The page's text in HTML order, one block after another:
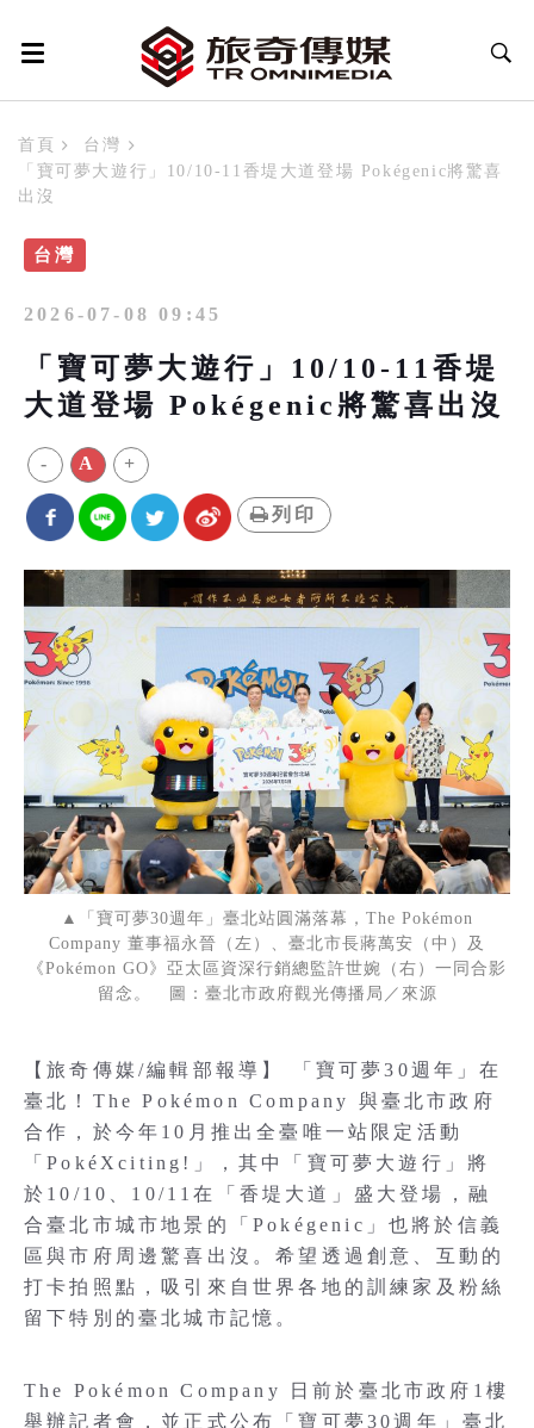
首頁
台灣
「寶可夢大遊行」10/10-11香堤大道登場 Pokégenic將驚喜
出沒
台灣
2026-07-08 09:45
「寶可夢大遊行」10/10-11香堤
大道登場 Pokégenic將驚喜出沒
- A +
列印
▲「寶可夢30週年」臺北站圓滿落幕，The Pokémon
Company 董事福永晉（左）、臺北市長蔣萬安（中）及
《Pokémon GO》亞太區資深行銷總監許世婉（右）一同合影
留念。 圖：臺北市政府觀光傳播局／來源
【旅奇傳媒/編輯部報導】 「寶可夢30週年」在
臺北！The Pokémon Company 與臺北市政府
合作，於今年10月推出全臺唯一站限定活動
「PokéXciting!」，其中「寶可夢大遊行」將
於10/10、10/11在「香堤大道」盛大登場，融
合臺北市城市地景的「Pokégenic」也將於信義
區與市府周邊驚喜出沒。希望透過創意、互動的
打卡拍照點，吸引來自世界各地的訓練家及粉絲
留下特別的臺北城市記憶。
The Pokémon Company 日前於臺北市政府1樓
舉辦記者會，並正式公布「寶可夢30週年」臺北